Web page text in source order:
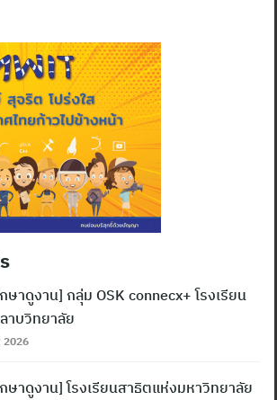
าดูงาน] กลุ่ม OSK connecx+ โรงเรียน
าบวิทยาลัย
2026
าดูงาน] โรงเรียนสาธิตแห่งมหาวิทยาลัย